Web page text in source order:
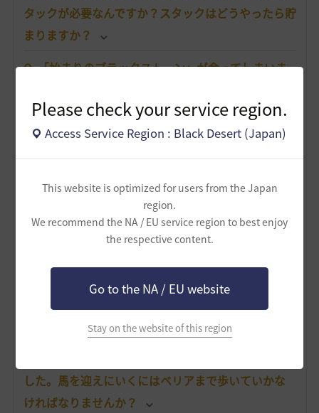
Please check your service region.
Access Service Region : Black Desert (Japan)
This website is optimized for users from the Japan
region.
We recommend the NA / EU service region to best enjoy
the respective content.
Go to the NA / EU website
Stay on the website of this region
タックが必要なんですか？スタックはどうやったら貯
まりますか？
Q. 「始まりのブラックストーン」が余ってしまいま
とはできますか？
Q. 強化や狩りをしていたら、装備の耐久度が0になっ
すか？また、装備ごとに必要な材料があれば知りた
Q. 馬はどこで手に入りますか？
Q. 馬が死んでしまいました。どうすればいいです
した。馬を迎えにいくにはベリアまで歩いていかな
ければなりませんか？